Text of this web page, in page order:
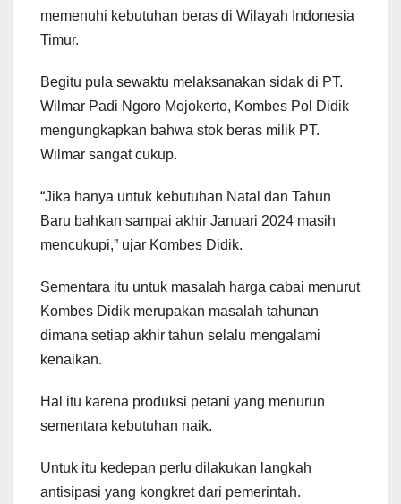
memenuhi kebutuhan beras di Wilayah Indonesia
Timur.
Begitu pula sewaktu melaksanakan sidak di PT.
Wilmar Padi Ngoro Mojokerto, Kombes Pol Didik
mengungkapkan bahwa stok beras milik PT.
Wilmar sangat cukup.
“Jika hanya untuk kebutuhan Natal dan Tahun
Baru bahkan sampai akhir Januari 2024 masih
mencukupi,” ujar Kombes Didik.
Sementara itu untuk masalah harga cabai menurut
Kombes Didik merupakan masalah tahunan
dimana setiap akhir tahun selalu mengalami
kenaikan.
Hal itu karena produksi petani yang menurun
sementara kebutuhan naik.
Untuk itu kedepan perlu dilakukan langkah
antisipasi yang kongkret dari pemerintah.